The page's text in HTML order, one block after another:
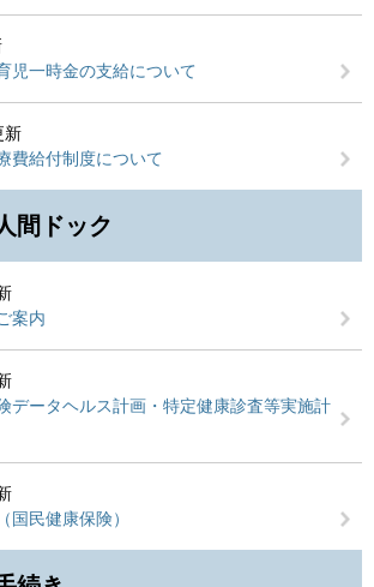
児一時金の支給について
新
費給付制度について
間ドック
案内
データヘルス計画・特定健康診査等実施計
国民健康保険）